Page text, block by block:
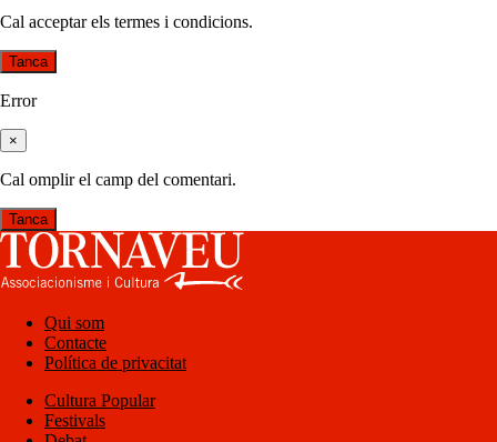
Cal acceptar els termes i condicions.
Tanca
Error
×
Cal omplir el camp del comentari.
Tanca
Qui som
Contacte
Política de privacitat
Cultura Popular
Festivals